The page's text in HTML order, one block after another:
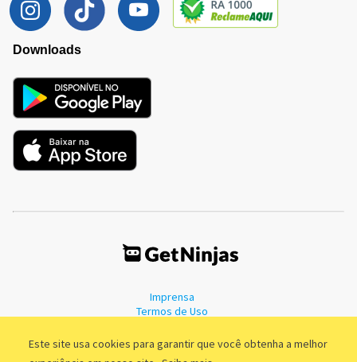
Este site usa cookies para garantir que você obtenha a melhor
Downloads
Imprensa
Termos de Uso